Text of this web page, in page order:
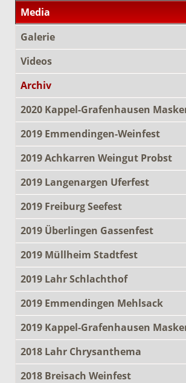
Media
Galerie
Videos
Archiv
2020 Kappel-Grafenhausen
2019 Emmendingen-Weinfest
2019 Achkarren Weingut Probst
2019 Langenargen Uferfest
2019 Freiburg Seefest
2019 Überlingen Gassenfest
2019 Müllheim Stadtfest
2019 Lahr Schlachthof
2019 Emmendingen Mehlsack
2019 Kappel-Grafenhausen
2018 Lahr Chrysanthema
2018 Breisach Weinfest